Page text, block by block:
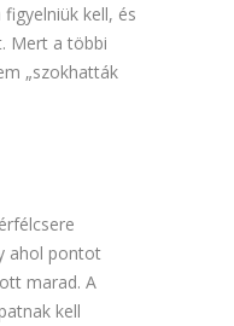
kell, és
Mert a többi
„szokhatták
ahol pontot
marad. A
kell